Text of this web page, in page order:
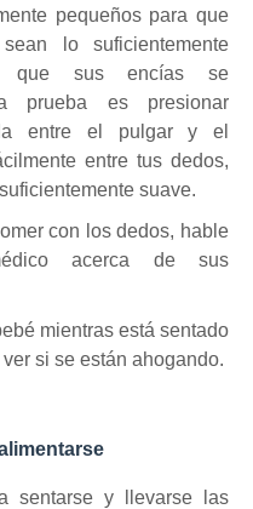
pequeños para que
lo suficientemente
que sus encías se
prueba es presionar
entre el pulgar y el
entre tus dedos,
suave.
con los dedos, hable
acerca de sus
mientras está sentado
si se están ahogando.
sentarse y llevarse las